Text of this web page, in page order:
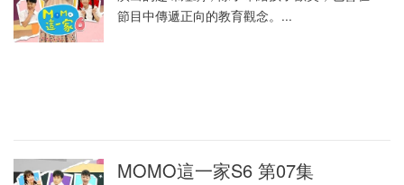
節目中傳遞正向的教育觀念。...
MOMO這一家S6 第07集